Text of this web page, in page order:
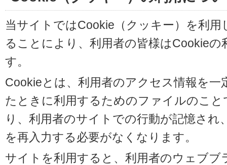
当サイトではCookie（クッキー）を利
ることにより、利用者の皆様はCookie
す。
Cookieとは、利用者のアクセス情報を
たときに利用するためのファイルのこ
り、利用者のサイトでの行動が記憶さ
を再入力する必要がなくなります。
サイトを利用すると、利用者のウェブ